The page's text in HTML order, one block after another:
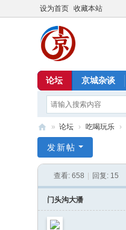
设为首页 收藏本站
论坛 京城杂谈
京
» 论坛 › 吃喝玩乐 ›
发新帖
查看: 658 回复: 15
门头沟大潘